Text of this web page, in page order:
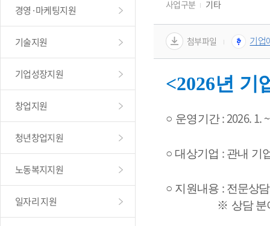
경영·마케팅지원
기술지원
기업성장지원
창업지원
청년창업지원
노동복지지원
일자리 지원
사업구분 기타
첨부파일 기업
<2026년 기
○ 운영기간 : 2026. 1.
○ 대상기업 : 관내 기
○ 지원내용 : 전문상
                 ※
상담 분